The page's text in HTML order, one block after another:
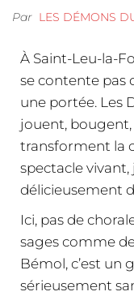
Par LES DÉMONS
À Saint-Leu-la-
se contente pas
une portée. Les
jouent,
transforment la
spectacle
délicieusement
Ici, pas de
sages comme
Bémol, c’est un
sérieusement